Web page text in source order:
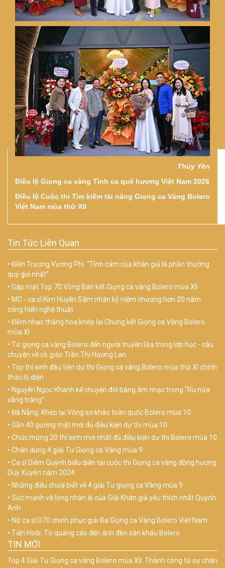
Thùy Yên
Điều lệ Giọng ca vàng Tình ca quê hương Việt Nam 2026
Điều lệ Cuộc thi Tìm kiếm tài năng Giọng ca Vàng Bolero
Việt Nam mùa thứ XII
Tin Tức Liên Quan
Điền Trương Vương Phi: “Tình cảm của khán giả là phần thưởng
quý giá nhất”
Gặp mặt Top 70 Vòng Bán kết Giọng ca vàng Bolero mùa XII
MC - ca sĩ Kim Huyền Sâm nhận kỷ niệm chương hơn 20 năm
cống hiến nghệ thuật
Đêm nhạc thăng hoa khép lại Chung kết Giọng ca Vàng Bolero
mùa XI
Từ giọng ca vàng Bolero đến người truyền lửa trong lớp học - câu
chuyện về cô giáo Trần Thị Hương Lan
Top thí sinh đầu tiên dự thi Giọng ca vàng Bolero mùa thứ XI chính
thức lộ diện
Nguyễn Ngọc Khánh kể chuyện đời bằng âm nhạc trong “Ru nửa
vầng trăng”
Đà Nẵng: Khép lại Vòng sơ khảo toàn quốc Bolero mùa 10
Gần 40 gương mặt mới đủ điều kiện dự thi mùa 10
Chúc mừng 20 thí sinh mới nhất đủ điều kiện dự thi Bolero mùa 10
Chân dung 4 giải Tư Giọng ca Vàng mùa 9
Ca sĩ Diễm Quỳnh biểu diễn tại cuộc thi Giọng ca vàng đồng hương
Duy Xuyên năm 2024
Những điều chưa biết về 4 giải Tư giọng ca Vàng mùa 9
Sức mạnh và lòng nhân ái của Giải Khán giả yêu thích nhất Quỳnh
Anh
Nữ ca sĩ U70 chinh phục giải Ba Giọng ca Vàng Bolero Việt Nam
Tiến Hoài: Từ quảng cáo đến ánh đèn sân khấu Bolero
TIN MỚI
Top 4 Giải Tư Giọng ca vàng Bolero mùa XII: Thành công từ sự chân